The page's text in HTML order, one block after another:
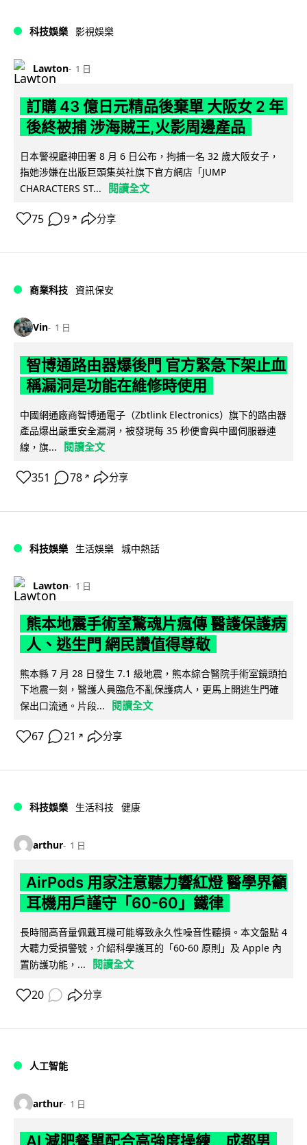
科技娛樂 影視娛樂
Lawton 1 日
訂購 43 億日元精品後棄單 大阪女 2 年
後終被捕 涉海賊王,火影周邊產品
日本警視廳神田署 8 月 6 日公布，拘捕一名 32 歲大阪女子，
指她涉嫌在出版巨頭集英社旗下官方網店「JUMP
CHARACTERS ST...
閱讀全文
75 9 ↗ 分享
商業科技 資訊保安
Vin 1 日
智博通路由器爆後門 官方緊急下架止血
稱漏洞是功能在維修時使用
中國網通廠商智博通電子（Zbtlink Electronics）旗下的路由器
產品爆出嚴重安全漏洞，被發現每 35 秒便會與中國伺服器連
線，旗...
閱讀全文
351 78 ↗ 分享
科技娛樂 生活娛樂 城中熱話
Lawton 1 日
熊本地震手術室驚魂片瘋傳 醫護保護病
人、逃生門 網民讚值得尊敬
熊本縣 7 月 28 日發生 7.1 級地震，熊本綜合醫院手術室鏡頭拍
下地震一刻，醫護人員臨危不亂保護病人，更馬上開逃生門確
保出口流通。片段...
閱讀全文
67 21 ↗ 分享
科技娛樂 生活科技 健康
arthur 1 日
AirPods 用家注意聽力響紅燈 醫學界籲
耳機用戶謹守「60-60」鐵律
長時間高音量佩戴耳機可能導致永久性噪音性聽損。本文盤點 4
大聽力受損警號，介紹科學護耳的「60-60 原則」及 Apple 內
置防護功能，...
閱讀全文
20 分享
人工智能
arthur 1 日
AI 減肥餐單配合高強度操練 成都男